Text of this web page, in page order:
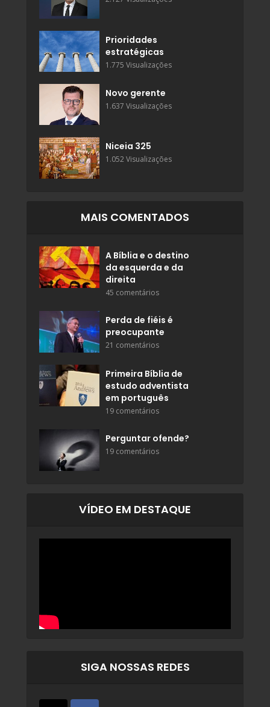
Prioridades
estratégicas
1.775 Visualizações
Novo gerente
1.637 Visualizações
Niceia 325
1.052 Visualizações
MAIS COMENTADOS
A Bíblia e o destino
da esquerda e da
direita
45 comentários
Perda de fiéis é
preocupante
21 comentários
Primeira Bíblia de
estudo adventista
em português
19 comentários
Perguntar ofende?
19 comentários
VÍDEO EM DESTAQUE
SIGA NOSSAS REDES